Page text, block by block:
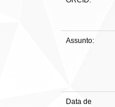
Assunto:
Data de